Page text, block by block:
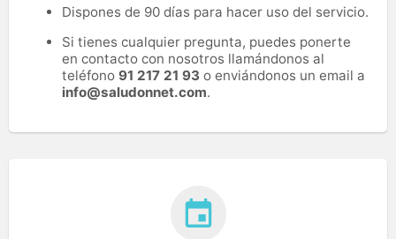
Dispones de 90 días para hacer uso del servicio.
Si tienes cualquier pregunta, puedes ponerte
en contacto con nosotros llamándonos al
teléfono 91 217 21 93 o enviándonos un email a
info@saludonnet.com.